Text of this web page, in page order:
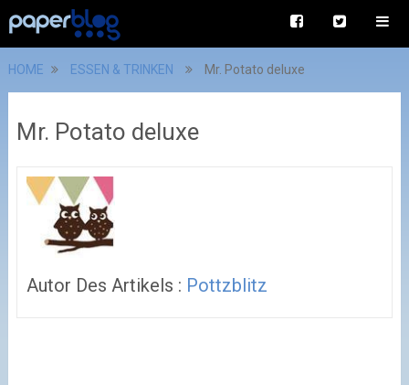
HOME ESSEN & TRINKEN Mr. Potato deluxe
Mr. Potato deluxe
Autor Des Artikels : Pottzblitz